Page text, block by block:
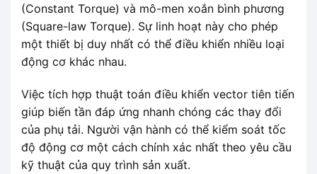
(Constant Torque) và mô-men xoắn bình phương
(Square-law Torque). Sự linh hoạt này cho phép
một thiết bị duy nhất có thể điều khiển nhiều loại
động cơ khác nhau.
Việc tích hợp thuật toán điều khiển vector tiên tiến
giúp biến tần đáp ứng nhanh chóng các thay đổi
của phụ tải. Người vận hành có thể kiểm soát tốc
độ động cơ một cách chính xác nhất theo yêu cầu
kỹ thuật của quy trình sản xuất.